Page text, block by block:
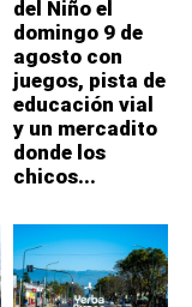
del Niño el
domingo 9 de
agosto con
juegos, pista de
educación vial
y un mercadito
donde los
chicos...